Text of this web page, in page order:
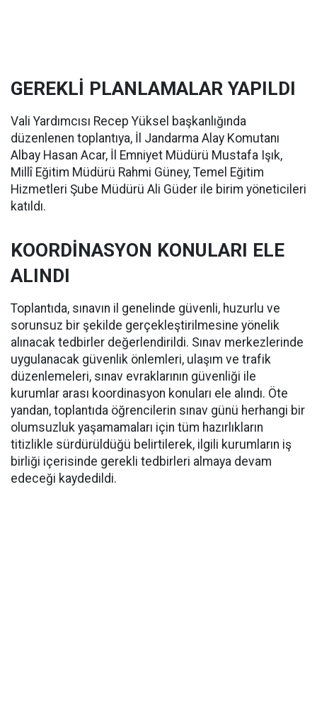
GEREKLİ PLANLAMALAR YAPILDI
Vali Yardımcısı Recep Yüksel başkanlığında
düzenlenen toplantıya, İl Jandarma Alay Komutanı
Albay Hasan Acar, İl Emniyet Müdürü Mustafa Işık,
Millî Eğitim Müdürü Rahmi Güney, Temel Eğitim
Hizmetleri Şube Müdürü Ali Güder ile birim yöneticileri
katıldı.
KOORDİNASYON KONULARI ELE
ALINDI
Toplantıda, sınavın il genelinde güvenli, huzurlu ve
sorunsuz bir şekilde gerçekleştirilmesine yönelik
alınacak tedbirler değerlendirildi. Sınav merkezlerinde
uygulanacak güvenlik önlemleri, ulaşım ve trafik
düzenlemeleri, sınav evraklarının güvenliği ile
kurumlar arası koordinasyon konuları ele alındı. Öte
yandan, toplantıda öğrencilerin sınav günü herhangi bir
olumsuzluk yaşamamaları için tüm hazırlıkların
titizlikle sürdürüldüğü belirtilerek, ilgili kurumların iş
birliği içerisinde gerekli tedbirleri almaya devam
edeceği kaydedildi.